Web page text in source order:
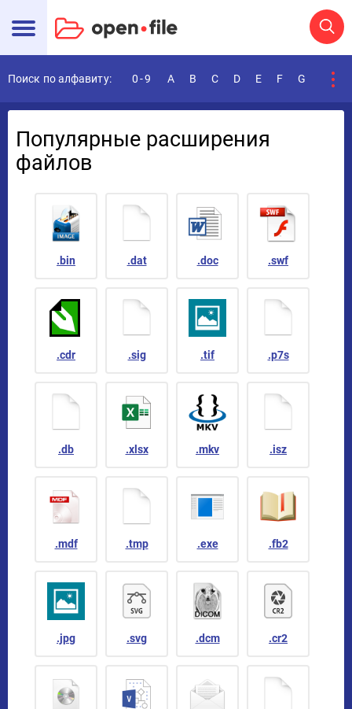
Поиск по алфавиту: 0-9 A B C D E F G
Популярные расширения
файлов
.bin .dat .doc .swf
.cdr .sig .tif .p7s
.db .xlsx .mkv .isz
.mdf .tmp .exe .fb2
.jpg .svg .dcm .cr2